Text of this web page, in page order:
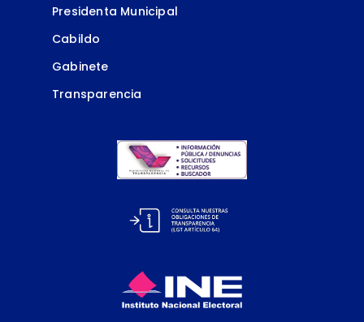
Presidenta Municipal
Cabildo
Gabinete
Transparencia